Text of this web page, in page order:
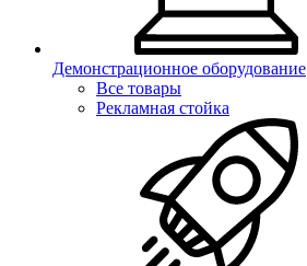
Демонстрационное оборудование
Все товары
Рекламная стойка